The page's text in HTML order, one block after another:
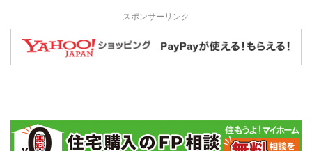
スポンサーリンク